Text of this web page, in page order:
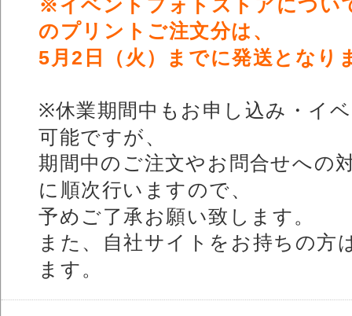
※イベントフォトストアについ
のプリントご注文分は、
5月2日（火）までに発送となり
※休業期間中もお申し込み・イ
可能ですが、
期間中のご注文やお問合せへの
に順次行いますので、
予めご了承お願い致します。
また、自社サイトをお持ちの方
ます。